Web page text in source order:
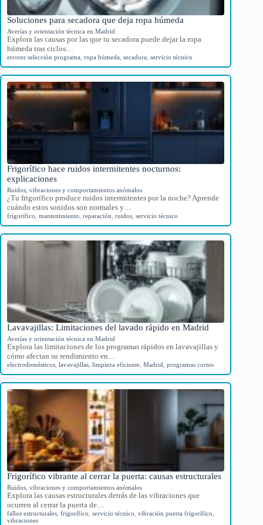
Soluciones para secadora que deja ropa húmeda
Averías y orientación técnica en Madrid
Explora las causas por las que tu secadora puede dejar la ropa
húmeda tras ciclos…
errores selección programa ropa húmeda secadora servicio técnico
Frigorífico hace ruidos intermitentes nocturnos:
explicaciones
Ruidos, vibraciones y comportamientos anómalos
¿Tu frigorífico produce ruidos intermitentes por la noche? Aprende
cuándo estos sonidos son normales y…
frigorífico mantenimiento reparación ruidos servicio técnico
Lavavajillas: Limitaciones del lavado rápido en Madrid
Averías y orientación técnica en Madrid
Explora las limitaciones de los programas rápidos en lavavajillas y
cómo afectan su rendimiento en…
electrodomésticos lavavajillas limpieza eficiente Madrid programas cortos
Frigorífico vibrante al cerrar la puerta: causas estructurales
Ruidos, vibraciones y comportamientos anómalos
Explora las causas estructurales detrás de las vibraciones que
ocurren al cerrar la puerta de…
fallos estructurales frigorífico servicio técnico vibración puerta frigorífico
vibraciones